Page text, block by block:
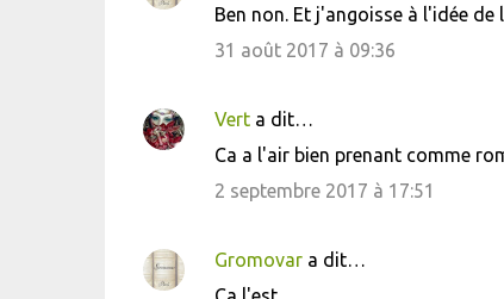
Ben non. Et j'angoisse à l'idée de
31 août 2017 à 09:36
Verta dit…
Ca a l'air bien prenant comme
2 septembre 2017 à 17:51
Gromovara dit…